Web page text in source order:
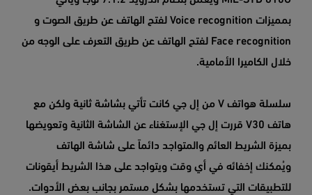
بمميزات Voice recognition لفتح الهاتف عن طريق الصوت و
Face recognition لفتح الهاتف عن طريق التعرف على الوجه من
خلال الكاميرا الأمامية.
سلسلة هواتف V من إل جي كانت تأتي بشاشة ثانية ولكن مع
هاتف V30 قررت إل جي الإستغناء عن الشاشة الثانية وتعويضها
بميزة الشريط العائم والمتواجد دائماً على شاشة الهاتف
ويُمكنك إخفائه في أي وقت ويتواجد على هذا الشريط أيقونات
للتطبيقات التي تستخدمها بشكل مستمر بجانب بعض الأدوات.